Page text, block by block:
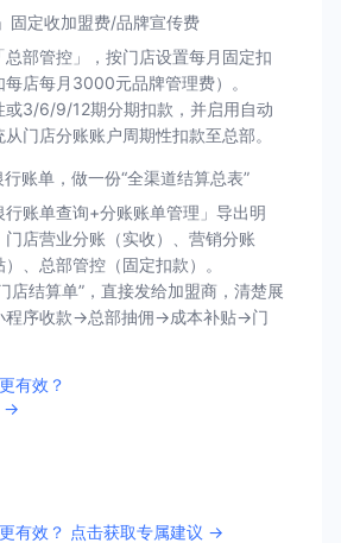
固定收加盟费/品牌宣传费
总部管控」，按门店设置每月固定扣
店每月3000元品牌管理费）。
或3/6/9/12期分期扣款，并启用自动
门店分账账户周期性扣款至总部。
账单，做一份“全渠道结算总表”
行账单查询+分账账单管理」导出明
门店营业分账（实收）、营销分账
）、总部管控（固定扣款）。
店结算单”，直接发给加盟商，清楚展
程序收款→总部抽佣→成本补贴→门
有效？
→
有效？ 点击获取专属建议 →